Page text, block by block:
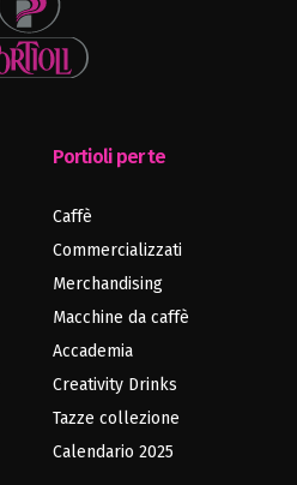
Portioli per te
Caffè
Commercializzati
Merchandising
Macchine da caffè
Accademia
Creativity Drinks
Tazze collezione
Calendario 2025